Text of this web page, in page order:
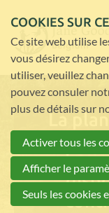
La
l'un
COOKIES SUR
Ce site web utilise
vous désirez
utiliser, veuillez
pouvez consuler
plus de détails sur
Activer tous les
Afficher le
Seuls les cookies